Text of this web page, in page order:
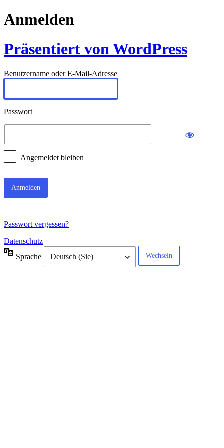
Anmelden
Präsentiert von WordPress
Benutzername oder E-Mail-Adresse
Passwort
Angemeldet bleiben
Passwort vergessen?
Datenschutz
Sprache